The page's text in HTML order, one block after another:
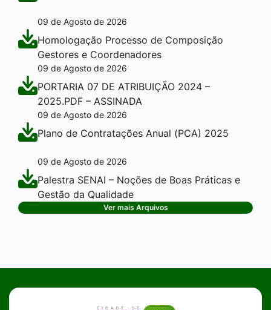
09 de Agosto de 2026
Homologação Processo de Composição
Gestores e Coordenadores
09 de Agosto de 2026
PORTARIA 07 DE ATRIBUIÇÃO 2024 –
2025.PDF – ASSINADA
09 de Agosto de 2026
Plano de Contratações Anual (PCA) 2025
09 de Agosto de 2026
Palestra SENAI – Noções de Boas Práticas e
Gestão da Qualidade
Ver mais Arquivos